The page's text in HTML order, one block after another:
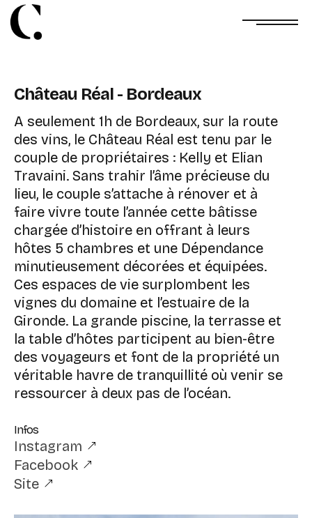
Château Réal - Bordeaux
A seulement 1h de Bordeaux, sur la route
des vins, le Château Réal est tenu par le
couple de propriétaires : Kelly et Elian
Travaini. Sans trahir l’âme précieuse du
lieu, le couple s’attache à rénover et à
faire vivre toute l’année cette bâtisse
chargée d’histoire en offrant à leurs
hôtes 5 chambres et une Dépendance
minutieusement décorées et équipées.
Ces espaces de vie surplombent les
vignes du domaine et l’estuaire de la
Gironde. La grande piscine, la terrasse et
la table d’hôtes participent au bien-être
des voyageurs et font de la propriété un
véritable havre de tranquillité où venir se
ressourcer à deux pas de l’océan.
Infos
Instagram
Facebook
Site